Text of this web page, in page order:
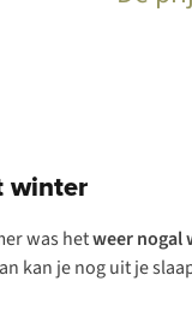
winter
was hetweer nogal
kan je nog uit je